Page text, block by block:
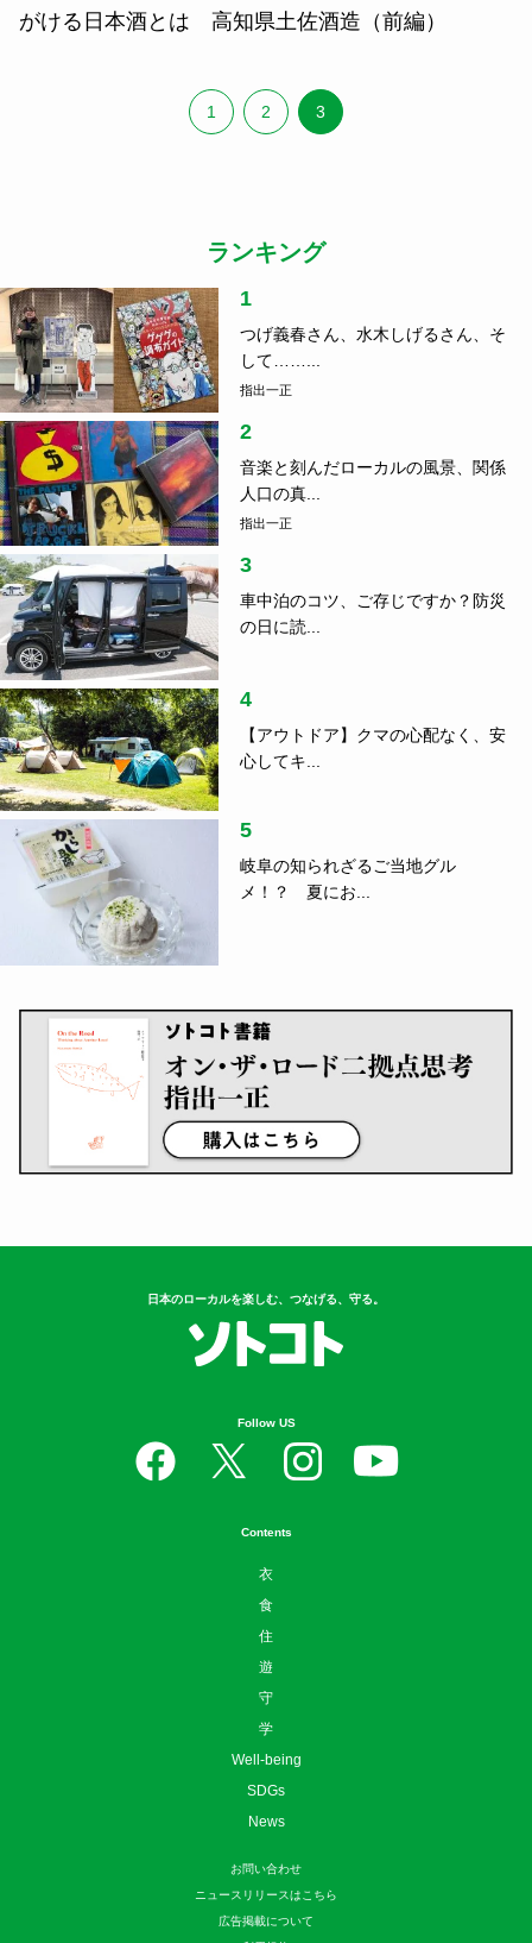
がける日本酒とは 高知県土佐酒造（前編）
1 2 3
ランキング
1
つげ義春さん、水木しげるさん、そ
して……...
指出一正
2
音楽と刻んだローカルの風景、関係
人口の真...
指出一正
3
車中泊のコツ、ご存じですか？防災
の日に読...
4
【アウトドア】クマの心配なく、安
心してキ...
5
岐阜の知られざるご当地グル
メ！？ 夏にお...
日本のローカルを楽しむ、つなげる、守る。
Follow US
Contents
衣
食
住
遊
守
学
Well-being
SDGs
News
お問い合わせ
ニュースリリースはこちら
広告掲載について